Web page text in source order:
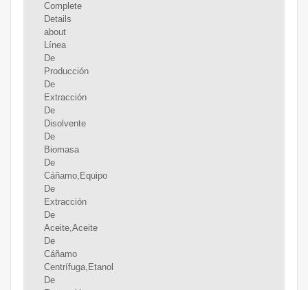
Complete
Details
about
Línea
De
Producción
De
Extracción
De
Disolvente
De
Biomasa
De
Cáñamo,Equipo
De
Extracción
De
Aceite,Aceite
De
Cáñamo
Centrífuga,Etanol
De